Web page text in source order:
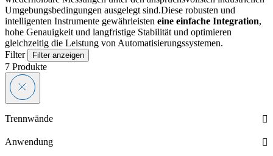
Umgebungsbedingungen ausgelegt sind.Diese robusten und
intelligenten Instrumente gewährleisten eine einfache Integration,
hohe Genauigkeit und langfristige Stabilität und optimieren
gleichzeitig die Leistung von Automatisierungssystemen.
Filter
Filter anzeigen
7 Produkte
Trennwände
Anwendung